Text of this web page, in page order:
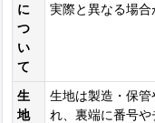
に
つ
い
て
実際と異なる場合
生
地
生地は製造・保
れ、裏端に番号